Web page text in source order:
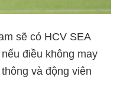
sẽ có HCV SEA
điều không may
và động viên